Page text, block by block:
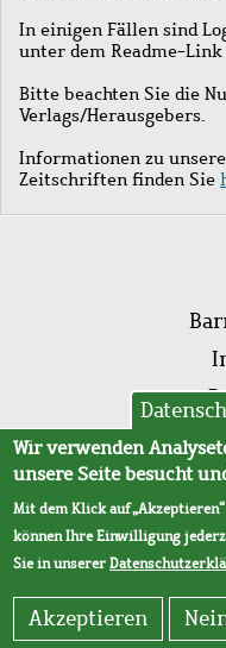
In einigen Fällen sind
unter dem Readme-
Bitte beachten Sie die
Verlags/Herausgebers.
Informationen zu
Zeitschriften finden Sie
Wir verwenden
unsere Seite besucht
Mit dem Klick auf
können Ihre Einwilligung
Sie in unserer
Akzeptieren